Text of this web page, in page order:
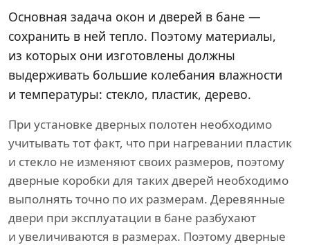
Основная задача окон и дверей в бане —
сохранить в ней тепло. Поэтому материалы,
из которых они изготовлены должны
выдерживать большие колебания влажности
и температуры: стекло, пластик, дерево.
При установке дверных полотен необходимо
учитывать тот факт, что при нагревании пластик
и стекло не изменяют своих размеров, поэтому
дверные коробки для таких дверей необходимо
выполнять точно по их размерам. Деревянные
двери при эксплуатации в бане разбухают
и увеличиваются в размерах. Поэтому дверные